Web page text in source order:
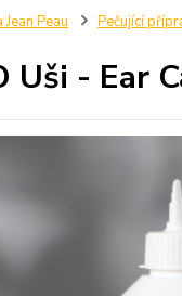
Jean Peau Pečující
Uši - Ear